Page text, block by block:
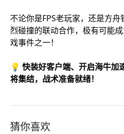
不论你是FPS老玩家，还是方
烈碰撞的联动合作，极有可能
戏事件之一！
💡 快装好客户端、开启海牛
将集结，战术准备就绪！
猜你喜欢